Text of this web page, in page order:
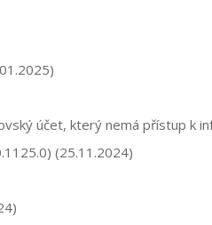
účet, který nemá přístup k
) (25.11.2024)